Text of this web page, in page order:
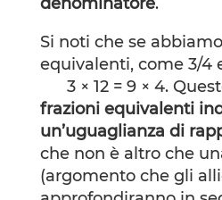
Si noti che se
equivalenti, come 3/
3 × 12 = 9 × 4.
frazioni equivalenti
un’uguaglianza di
che non è altro che
(argomento che gli